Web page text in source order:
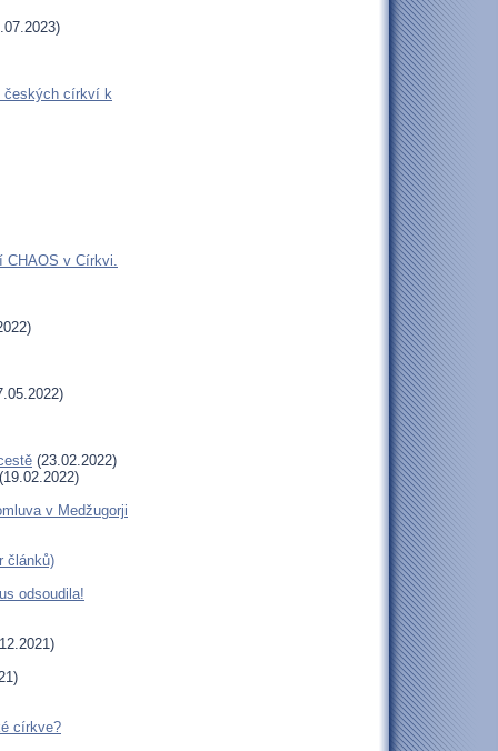
českých církví k
CHAOS v Církvi.
(23.02.2022)
(19.02.2022)
v Medžugorji
článků)
odsoudila!
církve?